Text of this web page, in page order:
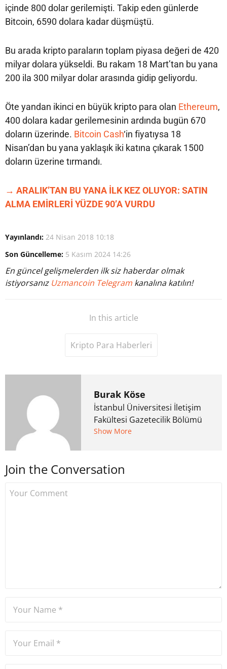
içinde 800 dolar gerilemişti. Takip eden günlerde
Bitcoin, 6590 dolara kadar düşmüştü.
Bu arada kripto paraların toplam piyasa değeri de 420
milyar dolara yükseldi. Bu rakam 18 Mart’tan bu yana
200 ila 300 milyar dolar arasında gidip geliyordu.
Öte yandan ikinci en büyük kripto para olan Ethereum,
400 dolara kadar gerilemesinin ardında bugün 670
doların üzerinde. Bitcoin Cash‘in fiyatıysa 18
Nisan’dan bu yana yaklaşık iki katına çıkarak 1500
doların üzerine tırmandı.
→ ARALIK’TAN BU YANA İLK KEZ OLUYOR: SATIN
ALMA EMİRLERİ YÜZDE 90’A VURDU
Yayınlandı: 24 Nisan 2018 10:18
Son Güncelleme: 5 Kasım 2024 14:26
En güncel gelişmelerden ilk siz haberdar olmak
istiyorsanız Uzmancoin Telegram kanalına katılın!
In this article
Kripto Para Haberleri
Burak Köse
İstanbul Üniversitesi İletişim
Fakültesi Gazetecilik Bölümü
mezunu. 6 yıl ana akım
kurdu. 2017'nin Mayıs ayından
Show More
Join the Conversation